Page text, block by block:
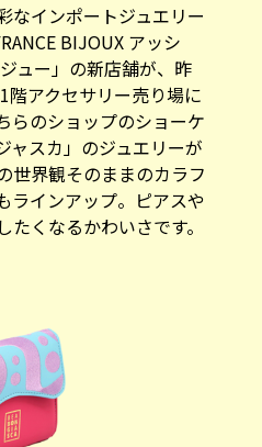
なインポートジュエリー
BIJOUX アッシ
ュー」の新店舗が、昨
階アクセサリー売り場に
らのショップのショーケ
ャスカ」のジュエリーが
世界観そのままのカラフ
ラインアップ。ピアスや
くなるかわいさです。